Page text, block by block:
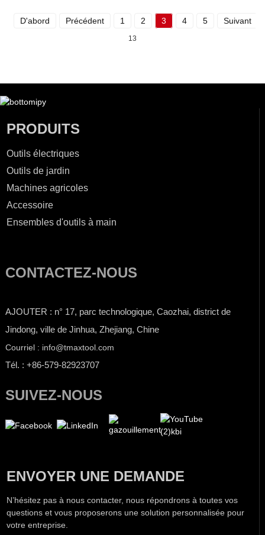
D'abord Précédent 1 2 3 4 5 Suivant
13
PRODUITS
Outils électriques
Outils de jardin
Machines agricoles
Accessoire
Ensembles d'outils à main
CONTACTEZ-NOUS
AJOUTER : n° 17, parc technologique, Caozhai, district de
Jindong, ville de Jinhua, Zhejiang, Chine
Courriel : info@tmaxtool.com
Tél. : +86-579-82923707
SUIVEZ-NOUS
ENVOYER UNE DEMANDE
N’hésitez pas à nous contacter, nous répondrons à toutes vos
questions et vous proposerons une solution personnalisée pour
votre entreprise.